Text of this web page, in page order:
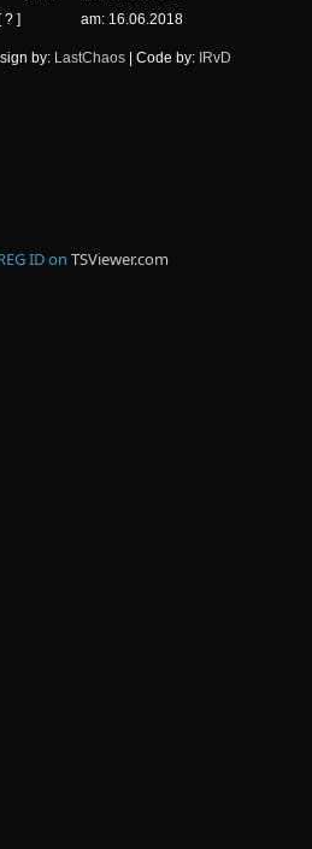
[ ? ] am: 16.06.2018
by: LastChaos | Code by: IRvD
ID on TSViewer.com